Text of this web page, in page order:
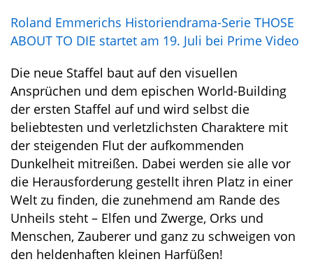
Roland Emmerichs Historiendrama-Serie THOSE
ABOUT TO DIE startet am 19. Juli bei Prime Video
Die neue Staffel baut auf den visuellen
Ansprüchen und dem epischen World-Building
der ersten Staffel auf und wird selbst die
beliebtesten und verletzlichsten Charaktere mit
der steigenden Flut der aufkommenden
Dunkelheit mitreißen. Dabei werden sie alle vor
die Herausforderung gestellt ihren Platz in einer
Welt zu finden, die zunehmend am Rande des
Unheils steht – Elfen und Zwerge, Orks und
Menschen, Zauberer und ganz zu schweigen von
den heldenhaften kleinen Harfüßen!